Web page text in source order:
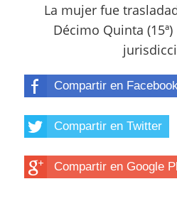
La mujer fue
Décimo Quinta
Compartir en
Compartir en Twitter
Compartir en Google